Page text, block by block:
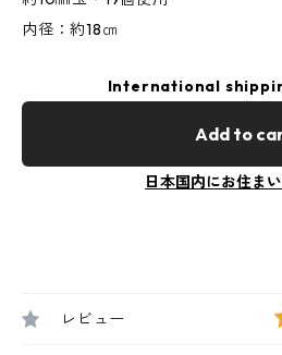
内径：約18㎝
International
Add to
日本国内にお住ま
レビュー